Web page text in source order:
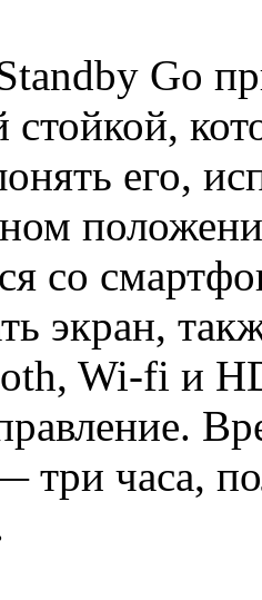
Go
стойкой,
его,
со
экран,
Wi-fi и
три часа,